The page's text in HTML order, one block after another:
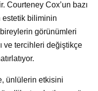
Courteney Cox’un bazı
estetik biliminin
görünümleri
ve tercihleri değiştikçe
ünlülerin etkisini